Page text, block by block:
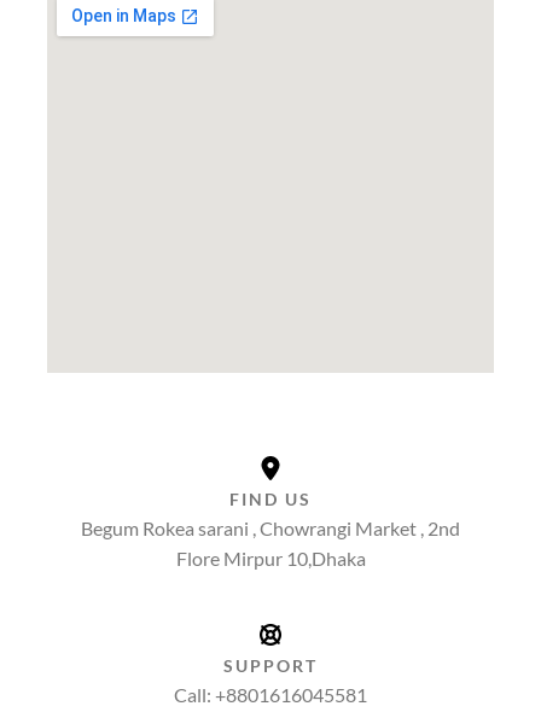
FIND US
Begum Rokea sarani , Chowrangi Market , 2nd
Flore Mirpur 10,Dhaka
SUPPORT
Call: +8801616045581